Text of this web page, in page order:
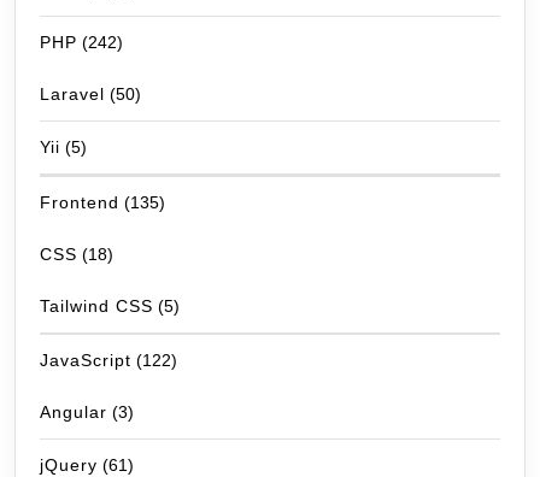
PHP (242)
Laravel (50)
Yii (5)
Frontend (135)
CSS (18)
Tailwind CSS (5)
JavaScript (122)
Angular (3)
jQuery (61)